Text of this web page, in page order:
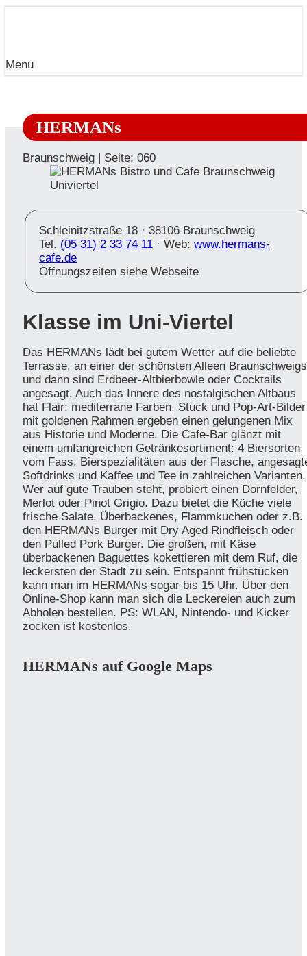
Menu
HERMANs
Braunschweig | Seite: 060
Schleinitzstraße 18 · 38106 Braunschweig
Tel. (05 31) 2 33 74 11 · Web: www.hermans-
cafe.de
Öffnungszeiten siehe Webseite
Klasse im Uni-Viertel
Das HERMANs lädt bei gutem Wetter auf die beliebte
Terrasse, an einer der schönsten Alleen Braunschweigs
und dann sind Erdbeer-Altbierbowle oder Cocktails
angesagt. Auch das Innere des nostalgischen Altbaus
hat Flair: mediterrane Farben, Stuck und Pop-Art-Bilder
mit goldenen Rahmen ergeben einen gelungenen Mix
aus Historie und Moderne. Die Cafe-Bar glänzt mit
einem umfangreichen Getränkesortiment: 4 Biersorten
vom Fass, Bierspezialitäten aus der Flasche,
Softdrinks und Kaffee und Tee in zahlreichen Varianten.
Wer auf gute Trauben steht, probiert einen Dornfelder,
Merlot oder Pinot Grigio. Dazu bietet die Küche viele
frische Salate, Überbackenes, Flammkuchen oder z.B.
den HERMANs Burger mit Dry Aged Rindfleisch oder
den Pulled Pork Burger. Die großen, mit Käse
überbackenen Baguettes kokettieren mit dem Ruf, die
leckersten der Stadt zu sein. Entspannt frühstücken
kann man im HERMANs sogar bis 15 Uhr. Über den
Online-Shop kann man sich die Leckereien auch zum
Abholen bestellen. PS: WLAN, Nintendo- und Kicker
zocken ist kostenlos.
HERMANs auf Google Maps